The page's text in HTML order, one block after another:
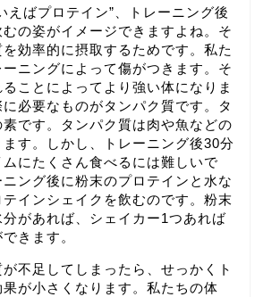
えばプロテイン”、トレーニング後
の姿がイメージできますよね。そ
効率的に摂取するためです。私た
ニングによって傷がつきます。そ
ことによってより強い体になりま
必要なものがタンパク質です。タ
です。タンパク質は肉や魚などの
す。しかし、トレーニング後30分
にたくさん食べるには難しいで
ング後に粉末のプロテインと水な
インシェイクを飲むのです。粉末
があれば、シェイカー1つあれば
きます。
不足してしまったら、せっかくト
が小さくなります。私たちの体